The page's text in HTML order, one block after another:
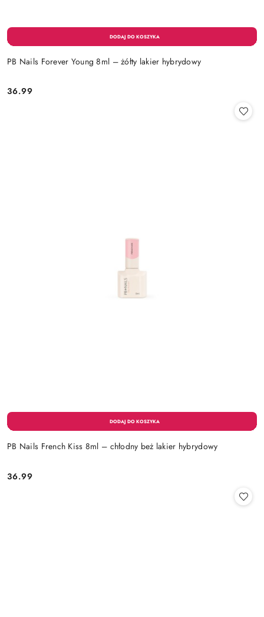
PB Nails Forever Young 8ml – żółty lakier hybrydowy
Cena:
36.99
PB Nails French Kiss 8ml – chłodny beż lakier hybrydowy
Cena:
36.99